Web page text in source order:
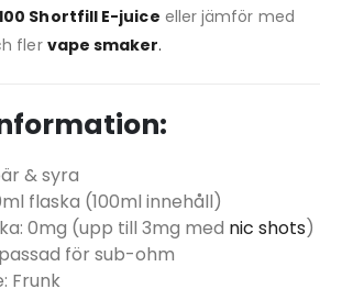
Shortfill E-juice eller jämför med
fler vape smaker.
& syra
flaska (100ml innehåll)
0mg (upp till 3mg med nic shots)
för sub-ohm
Frunk